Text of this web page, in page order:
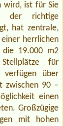
wird, ist für Sie
der richtige
hat zentrale,
herrlichen
die 19.000 m2
für
verfügen über
zwischen 90 –
einen
Großzügige
mit hohen